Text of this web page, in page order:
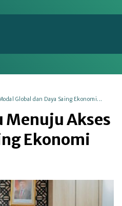
Global dan Daya Saing Ekonomi...
Menuju Akses
Ekonomi